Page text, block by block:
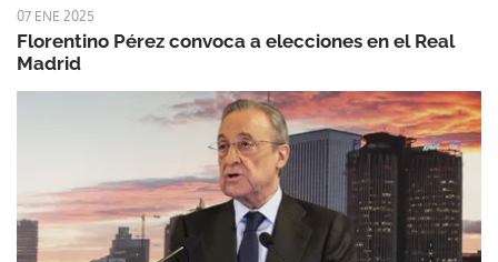
07 ENE 2025
Florentino Pérez convoca a elecciones en el Real
Madrid